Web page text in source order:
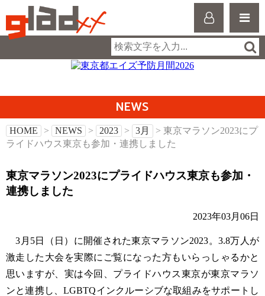
NEWS
HOME > NEWS > 2023 > 3月
> 東京マラソン2023にプ
ライドハウス東京も参加・連携しました
東京マラソン2023にプライドハウス東京も参加・
連携しました
2023年03月06日
3月5日（日）に開催された東京マラソン2023。3.8万人が
激走した大会を実際にご覧になった方もいらっしゃるかと
思いますが、実は今回、プライドハウス東京が東京マラソ
ンと連携し、LGBTQインクルーシブな取組みをサポートし